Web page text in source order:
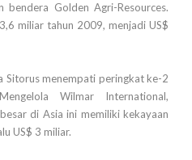
bendera Golden Agri-Resources.
miliar tahun 2009, menjadi US$
Sitorus menempati peringkat ke-2
Wilmar International,
di Asia ini memiliki kekayaan
US$ 3 miliar.